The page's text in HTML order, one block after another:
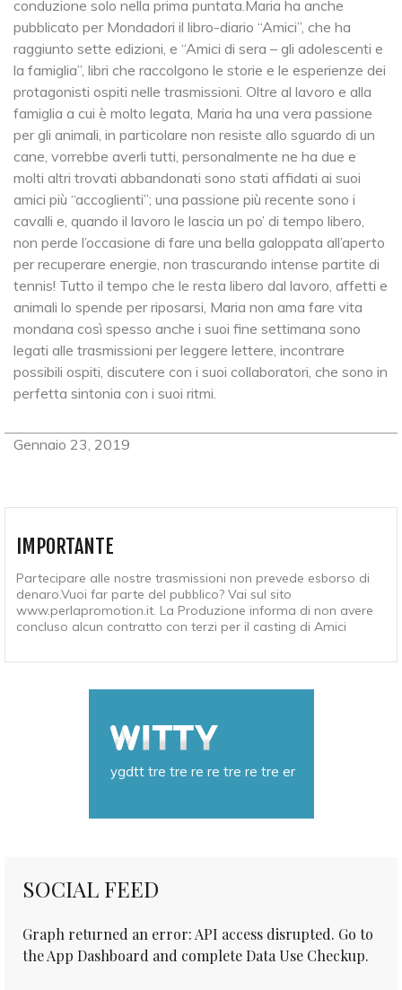
conduzione solo nella prima puntata.Maria ha anche
pubblicato per Mondadori il libro-diario “Amici”, che ha
raggiunto sette edizioni, e “Amici di sera – gli adolescenti e
la famiglia”, libri che raccolgono le storie e le esperienze dei
protagonisti ospiti nelle trasmissioni. Oltre al lavoro e alla
famiglia a cui è molto legata, Maria ha una vera passione
per gli animali, in particolare non resiste allo sguardo di un
cane, vorrebbe averli tutti, personalmente ne ha due e
molti altri trovati abbandonati sono stati affidati ai suoi
amici più “accoglienti”; una passione più recente sono i
cavalli e, quando il lavoro le lascia un po’ di tempo libero,
non perde l’occasione di fare una bella galoppata all’aperto
per recuperare energie, non trascurando intense partite di
tennis! Tutto il tempo che le resta libero dal lavoro, affetti e
animali lo spende per riposarsi, Maria non ama fare vita
mondana così spesso anche i suoi fine settimana sono
legati alle trasmissioni per leggere lettere, incontrare
possibili ospiti, discutere con i suoi collaboratori, che sono in
perfetta sintonia con i suoi ritmi.
Gennaio 23, 2019
IMPORTANTE
Partecipare alle nostre trasmissioni non prevede esborso di
denaro.Vuoi far parte del pubblico? Vai sul sito
www.perlapromotion.it. La Produzione informa di non avere
concluso alcun contratto con terzi per il casting di Amici
ygdtt tre tre re re tre re tre er
SOCIAL FEED
Graph returned an error: API access disrupted. Go to
the App Dashboard and complete Data Use Checkup.